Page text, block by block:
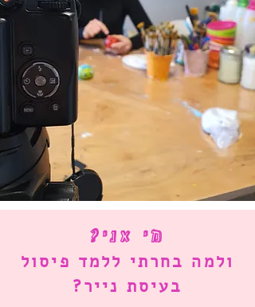
מי אני?
ולמה בחרתי ללמד פיסול
בעיסת נייר?